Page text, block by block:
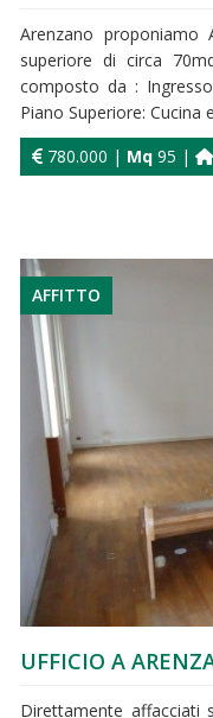
Arenzano
superiore di circa
composto da :
Piano Superiore:
780.000 | Mq 95 |
AFFITTO
UFFICIO A
Direttamente affacciati